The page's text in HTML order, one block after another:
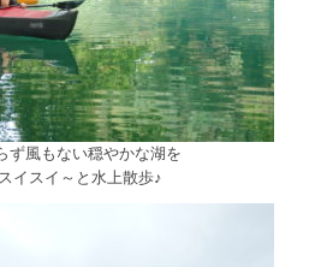
ず風もない穏やかな湖を
イスイ～と水上散歩♪